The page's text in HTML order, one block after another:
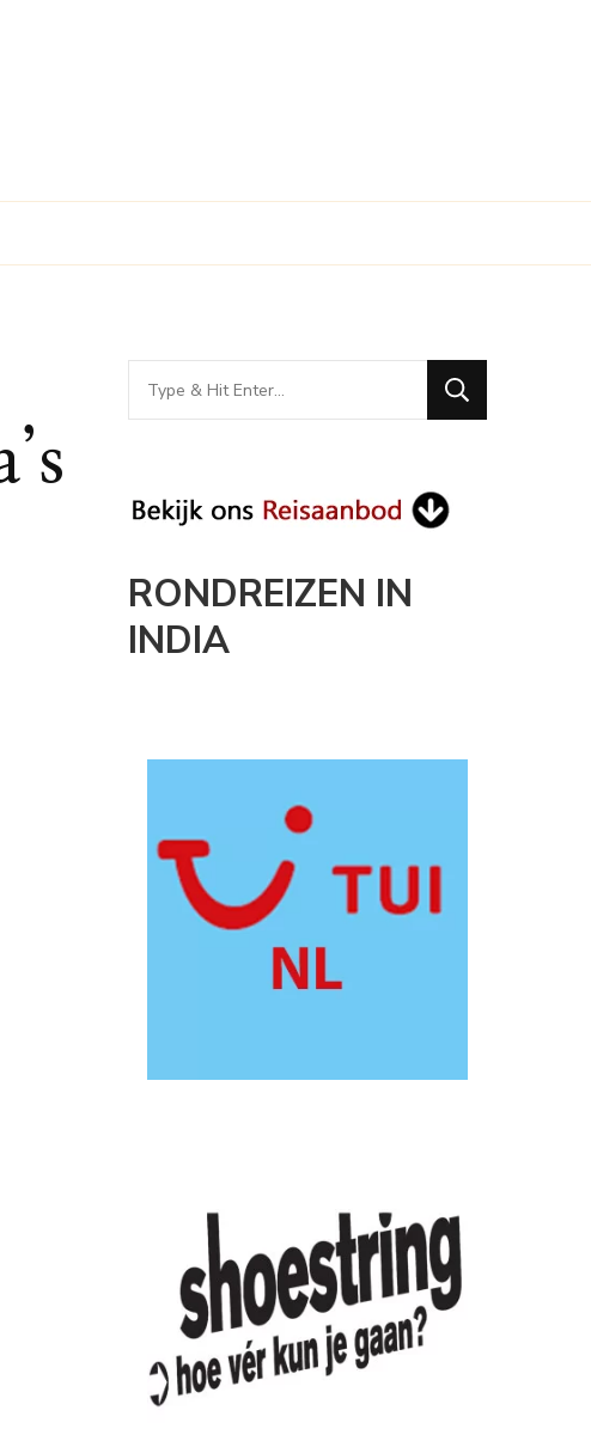
Looking
for
RONDREIZEN IN
INDIA